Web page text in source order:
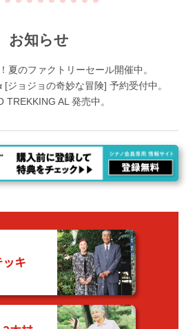
お知らせ
夏のファクトリーセール開催中。
[ジョジョの奇妙な冒険] 予約受付中。
TREKKING AL 発売中。